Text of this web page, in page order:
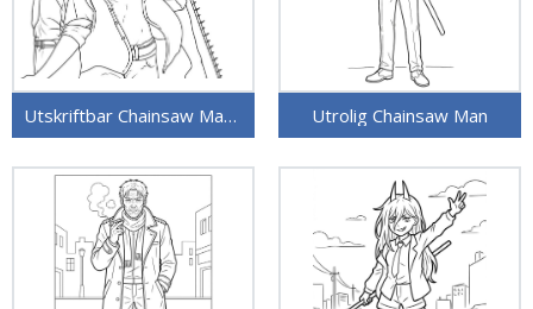
Utskriftbar Chainsaw Man for barn Utrolig Chainsaw Man